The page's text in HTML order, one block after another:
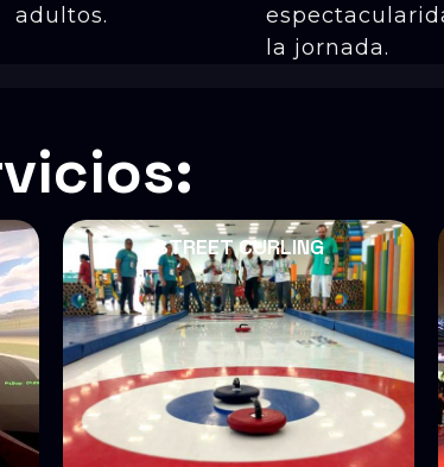
adultos.
la jornada.
STREET CURLING